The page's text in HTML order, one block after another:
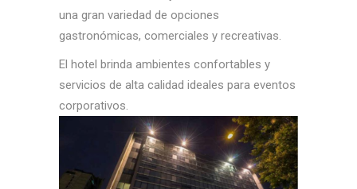
una gran variedad de opciones
gastronómicas, comerciales y recreativas.
El hotel brinda ambientes confortables y
servicios de alta calidad ideales para eventos
corporativos.